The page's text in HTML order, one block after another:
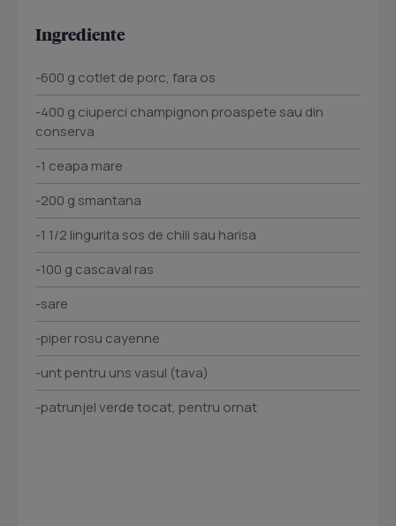
Ingrediente
-600 g cotlet de porc, fara os
-400 g ciuperci champignon proaspete sau din
conserva
-1 ceapa mare
-200 g smantana
-1 1/2 lingurita sos de chili sau harisa
-100 g cascaval ras
-sare
-piper rosu cayenne
-unt pentru uns vasul (tava)
-patrunjel verde tocat, pentru ornat